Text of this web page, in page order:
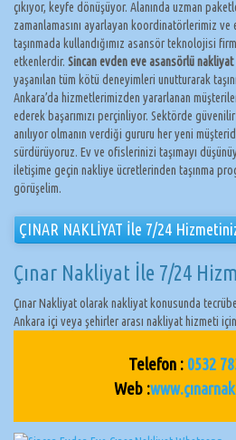
çıkıyor, keyfe dönüşüyor. Alanında uzman
zamanlamasını ayarlayan koordinatörlerimiz
taşınmada kullandığımız asansör teknolojisi
etkenlerdir. Sincan evden eve asansörlü nakliyat
yaşanılan tüm kötü deneyimleri unutturarak
Ankara’da hizmetlerimizden yararlanan
ederek başarımızı perçinliyor. Sektörde
anılıyor olmanın verdiği gururu her yeni
sürdürüyoruz. Ev ve ofislerinizi taşımayı
iletişime geçin nakliye ücretlerinden taşınma
görüşelim.
ÇINAR NAKLİYAT İle 7/24
Çınar Nakliyat İle 7/24
Çınar Nakliyat olarak nakliyat konusunda
Ankara içi veya şehirler arası nakliyat hizmeti
Telefon : 0532
Web :